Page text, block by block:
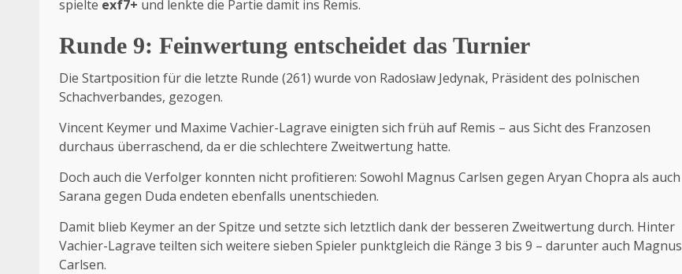
spielte exf7+ und lenkte die Partie damit ins Remis.
Runde 9: Feinwertung entscheidet das Turnier
Die Startposition für die letzte Runde (261) wurde von Radosław Jedynak, Präsident des polnischen
Schachverbandes, gezogen.
Vincent Keymer und Maxime Vachier-Lagrave einigten sich früh auf Remis – aus Sicht des Franzosen
durchaus überraschend, da er die schlechtere Zweitwertung hatte.
Doch auch die Verfolger konnten nicht profitieren: Sowohl Magnus Carlsen gegen Aryan Chopra als auch
Sarana gegen Duda endeten ebenfalls unentschieden.
Damit blieb Keymer an der Spitze und setzte sich letztlich dank der besseren Zweitwertung durch. Hinter
Vachier-Lagrave teilten sich weitere sieben Spieler punktgleich die Ränge 3 bis 9 – darunter auch Magnus
Carlsen.